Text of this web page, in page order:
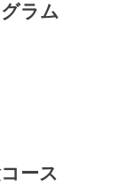
グラム
コース